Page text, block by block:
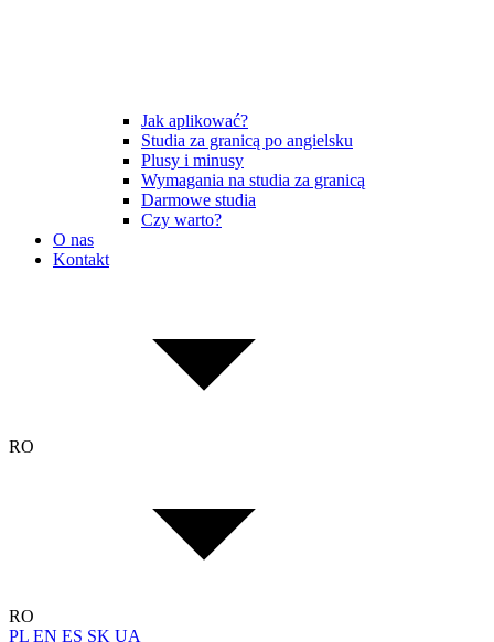
Jak aplikować?
Studia za granicą po angielsku
Plusy i minusy
Wymagania na studia za granicą
Darmowe studia
Czy warto?
O nas
Kontakt
RO
RO
PL EN ES SK UA